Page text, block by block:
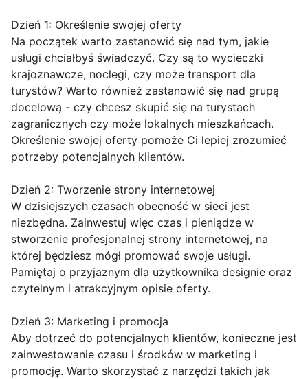
Dzień 1: Określenie swojej oferty
Na początek warto zastanowić się nad tym, jakie
usługi chciałbyś świadczyć. Czy są to wycieczki
krajoznawcze, noclegi, czy może transport dla
turystów? Warto również zastanowić się nad grupą
docelową - czy chcesz skupić się na turystach
zagranicznych czy może lokalnych mieszkańcach.
Określenie swojej oferty pomoże Ci lepiej zrozumieć
potrzeby potencjalnych klientów.
Dzień 2: Tworzenie strony internetowej
W dzisiejszych czasach obecność w sieci jest
niezbędna. Zainwestuj więc czas i pieniądze w
stworzenie profesjonalnej strony internetowej, na
której będziesz mógł promować swoje usługi.
Pamiętaj o przyjaznym dla użytkownika designie oraz
czytelnym i atrakcyjnym opisie oferty.
Dzień 3: Marketing i promocja
Aby dotrzeć do potencjalnych klientów, konieczne jest
zainwestowanie czasu i środków w marketing i
promocję. Warto skorzystać z narzędzi takich jak